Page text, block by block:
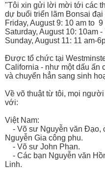
"Tôi xin gửi lời mời tới các
dự buổi triển lãm Bonsai đại
Friday, August 9: 10 am to 9
Saturday, August 10: 10am -
Sunday, August 11: 11 am-
Được tổ chức tại
California - như một dấu ấn
và chuyển hẳn sang sinh
Về võ thuật từ tôi, mọi
với:
Việt Nam:
- Võ sư Nguyễn văn Đạo,
Nguyễn Gia công phu.
- Võ sư John Phan.
- Các bạn Nguyễn văn
Linh.